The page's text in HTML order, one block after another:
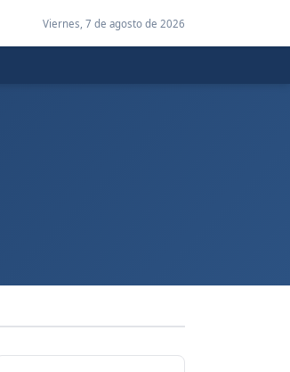
Viernes, 7 de agosto de 2026